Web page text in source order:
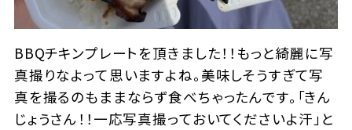
BBQチキンプレートを頂きました！！もっと綺麗に写
真撮りなよって思いますよね。美味しそうすぎて写
真を撮るのもままならず食べちゃったんです。「きん
じょうさん！！一応写真撮っておいてくださいよ汗」と